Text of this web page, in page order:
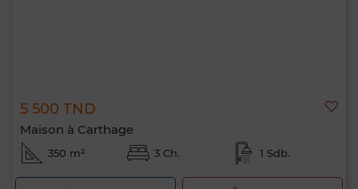
5 500 TND
Maison à Carthage
350 m² 3 Ch. 1 Sdb.